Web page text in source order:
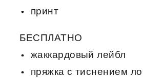
принт
БЕСПЛАТНО
жаккардовый лейбл
пряжка с тиснением